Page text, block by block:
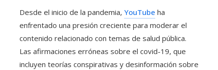
Desde el inicio de la pandemia, YouTube ha
enfrentado una presión creciente para moderar el
contenido relacionado con temas de salud pública.
Las afirmaciones erróneas sobre el covid-19, que
incluyen teorías conspirativas y desinformación sobre